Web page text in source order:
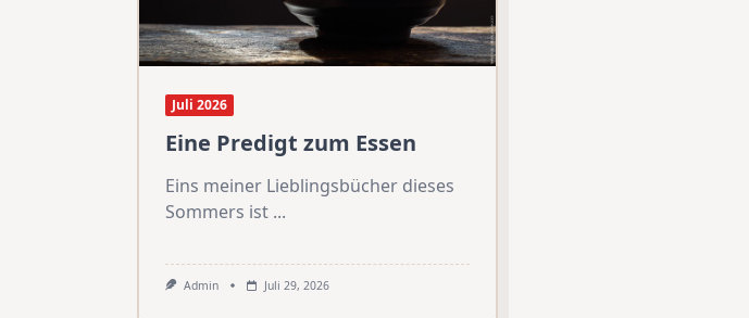
Juli 2026
Eine Predigt zum Essen
Eins meiner Lieblingsbücher dieses
Sommers ist ...
Admin Juli 29, 2026